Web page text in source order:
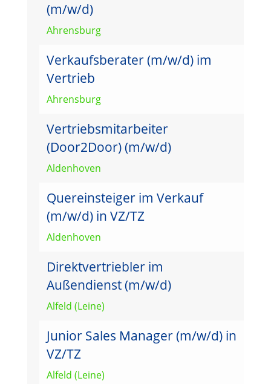
(m/w/d)
Ahrensburg
Verkaufsberater (m/w/d) im
Vertrieb
Ahrensburg
Vertriebsmitarbeiter
(Door2Door) (m/w/d)
Aldenhoven
Quereinsteiger im Verkauf
(m/w/d) in VZ/TZ
Aldenhoven
Direktvertriebler im
Außendienst (m/w/d)
Alfeld (Leine)
Junior Sales Manager (m/w/d) in
VZ/TZ
Alfeld (Leine)